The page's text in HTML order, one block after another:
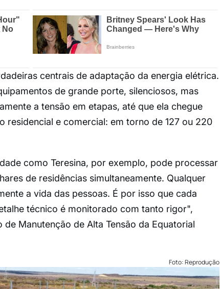
centrais de adaptação da energia elétrica.
de grande porte, silenciosos, mas
a tensão em etapas, até que ela chegue
residencial e comercial: em torno de 127 ou 220
como Teresina, por exemplo, pode processar
de residências simultaneamente. Qualquer
a vida das pessoas. É por isso que cada
técnico é monitorado com tanto rigor",
Manutenção de Alta Tensão da Equatorial
Foto: Reprodução